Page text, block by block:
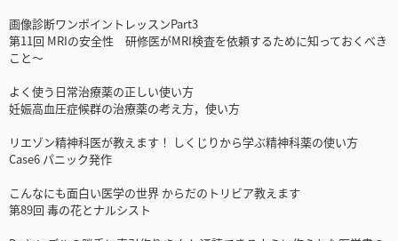
画像診断ワンポイントレッスンPart3
第11回 MRIの安全性 研修医がMRI検査を依頼するために知っておくべき
こと～
よく使う日常治療薬の正しい使い方
妊娠高血圧症候群の治療薬の考え方，使い方
リエゾン精神科医が教えます！ しくじりから学ぶ精神科薬の使い方
Case6 パニック発作
こんなにも面白い医学の世界 からだのトリビア教えます
第89回 毒の花とナルシスト